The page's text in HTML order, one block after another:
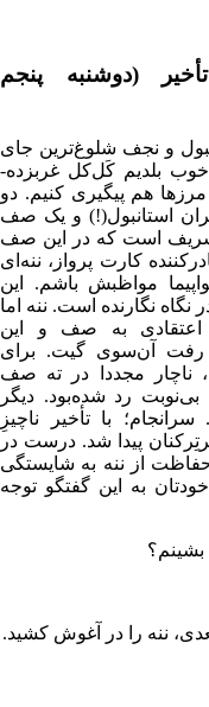
(دوشنبه پنجم
و نجف شلوغ‌ترین جای
بلدیم کَل‌کل غربزده-
هم پیگیری کنیم. دو
استانبول(!) و یک صف
است که در این صف
کارت پرواز، ننه‌‌ای
مواظبش باشم. این
نگاه نگارنده است. ننه اما
به صف و این
آن‌سوی گیت. برای
ناچار مجددا در ته صف
رد شده‌بود. دیگر
با تأخیر ناچیزِ
اندی‌ای(!) سروکله بوئینگ۷۳۷ تِرتِرکنان پیدا شد. درست در
از ننه به شایستگی
به این گفتگو توجه
بشینم؟
ننه را در آغوش کشید.